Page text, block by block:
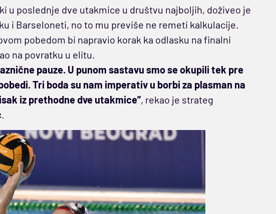
u poslednje dve utakmice u društvu najboljih, doživeo je
i Barseloneti, no to mu previše ne remeti kalkulacije.
pobedom bi napravio korak ka odlasku na finalni
na povratku u elitu.
pauze. U punom sastavu smo se okupili tek pre
Tri boda su nam imperativ u borbi za plasman na
iz prethodne dve utakmice”, rekao je strateg
.